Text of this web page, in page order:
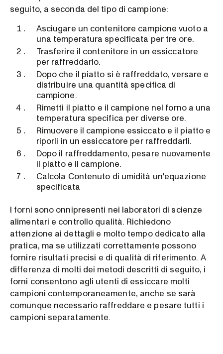
seguito, a seconda del tipo di campione:
Asciugare un contenitore campione vuoto a
una temperatura specificata per tre ore.
Trasferire il contenitore in un essiccatore
per raffreddarlo.
Dopo che il piatto si è raffreddato, versare e
distribuire una quantità specifica di
campione.
Rimetti il piatto e il campione nel forno a una
temperatura specifica per diverse ore.
Rimuovere il campione essiccato e il piatto e
riporli in un essiccatore per raffreddarli.
Dopo il raffreddamento, pesare nuovamente
il piatto e il campione.
Calcola Contenuto di umidità un'equazione
specificata
I forni sono onnipresenti nei laboratori di scienze
alimentari e controllo qualità. Richiedono
attenzione ai dettagli e molto tempo dedicato alla
pratica, ma se utilizzati correttamente possono
fornire risultati precisi e di qualità di riferimento. A
differenza di molti dei metodi descritti di seguito, i
forni consentono agli utenti di essiccare molti
campioni contemporaneamente, anche se sarà
comunque necessario raffreddare e pesare tutti i
campioni separatamente.